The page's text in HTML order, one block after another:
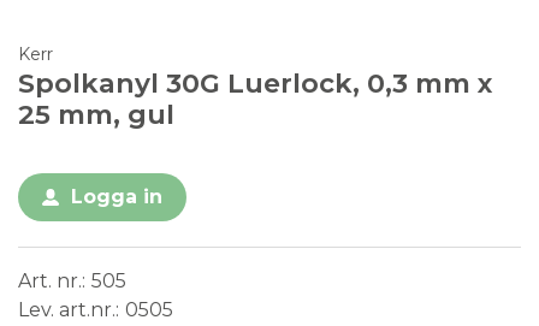
Kerr
Spolkanyl 30G Luerlock, 0,3 mm x
25 mm, gul
Logga in
Art. nr. 505
Lev. art.nr. 0505